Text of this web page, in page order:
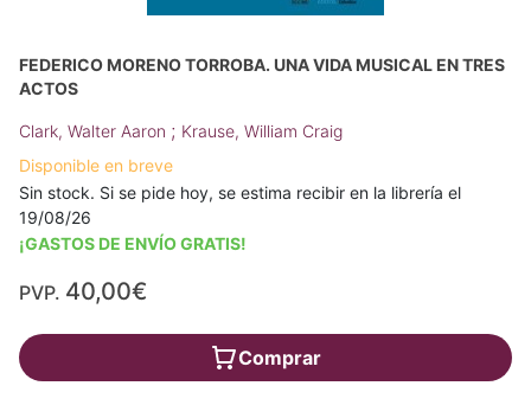
FEDERICO MORENO TORROBA. UNA VIDA MUSICAL EN TRES
ACTOS
Clark, Walter Aaron ; Krause, William Craig
Disponible en breve
Sin stock. Si se pide hoy, se estima recibir en la librería el
19/08/26
¡GASTOS DE ENVÍO GRATIS!
PVP. 40,00€
Comprar